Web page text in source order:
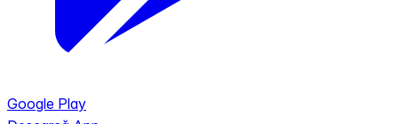
Google Play